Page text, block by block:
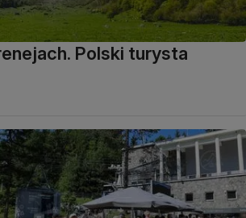
Polski turysta